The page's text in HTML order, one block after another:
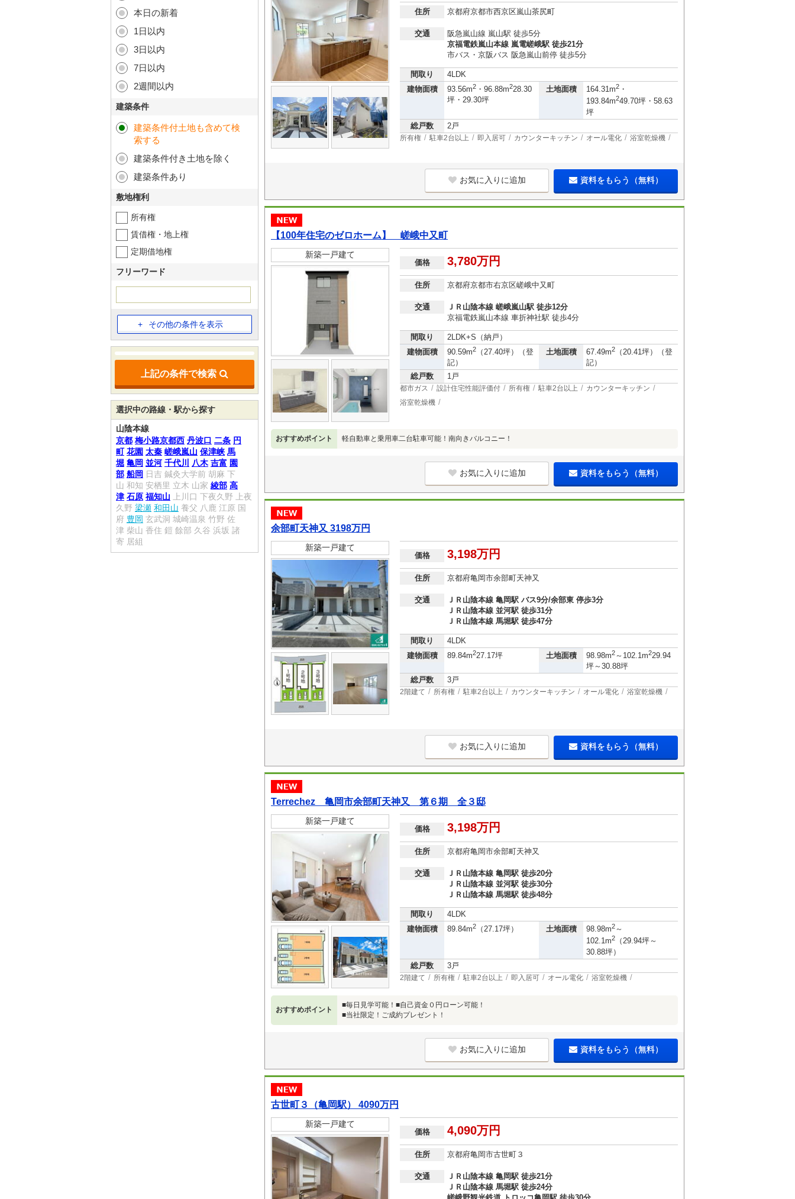
住所 京都府京都市西京区嵐山茶尻町
交通
阪急嵐山線 嵐山駅 徒歩5分
京福電鉄嵐山本線 嵐電嵯峨駅 徒歩21分
市バス・京阪バス 阪急嵐山前停 徒歩5分
間取り
4LDK
建物面積
93.56m2 ・96.88m228.30
坪・29.30坪
土地面積 164.31m2 ・
193.84m249.70坪・58.63
坪
総戸数
2戸
所有権 駐車2台以上 即入居可 カウンターキッチン オール電化 浴室乾燥機
お気に入りに追加 資料をもらう（無料）
【100年住宅のゼロホーム】 嵯峨中又町
新築一戸建て
価格 3,780万円
住所 京都府京都市右京区嵯峨中又町
交通
ＪＲ山陰本線 嵯峨嵐山駅 徒歩12分
京福電鉄嵐山本線 車折神社駅 徒歩4分
間取り
2LDK+S（納戸）
建物面積
90.59m2
（27.40坪）（登
記）
土地面積 67.49m2
（20.41坪）（登
記）
総戸数
1戸
都市ガス 設計住宅性能評価付 所有権 駐車2台以上
カウンターキッチン
浴室乾燥機
おすすめポイント 軽自動車と乗用車二台駐車可能！南向きバルコニー！
お気に入りに追加 資料をもらう（無料）
余部町天神又 3198万円
新築一戸建て
価格 3,198万円
住所 京都府亀岡市余部町天神又
交通
ＪＲ山陰本線 亀岡駅 バス9分/余部東 停歩3分
ＪＲ山陰本線 並河駅 徒歩31分
ＪＲ山陰本線 馬堀駅 徒歩47分
間取り
4LDK
建物面積
89.84m227.17坪 土地面積 98.98m2～102.1m229.94
坪～30.88坪
総戸数
3戸
2階建て 所有権 駐車2台以上 カウンターキッチン オール電化 浴室乾燥機
お気に入りに追加 資料をもらう（無料）
Terrechez 亀岡市余部町天神又 第６期 全３邸
新築一戸建て
価格 3,198万円
住所 京都府亀岡市余部町天神又
交通
ＪＲ山陰本線 亀岡駅 徒歩20分
ＪＲ山陰本線 並河駅 徒歩30分
ＪＲ山陰本線 馬堀駅 徒歩48分
間取り
4LDK
建物面積
89.84m2 （27.17坪） 土地面積 98.98m2～
102.1m2
（29.94坪～
30.88坪）
総戸数
3戸
2階建て 所有権 駐車2台以上 即入居可 オール電化 浴室乾燥機
おすすめポイント
■毎日見学可能！■自己資金０円ローン可能！
■当社限定！ご成約プレゼント！
お気に入りに追加 資料をもらう（無料）
古世町３（亀岡駅） 4090万円
新築一戸建て
価格 4,090万円
住所 京都府亀岡市古世町３
交通
ＪＲ山陰本線 亀岡駅 徒歩21分
ＪＲ山陰本線 馬堀駅 徒歩24分
本日の新着
1日以内
3日以内
7日以内
2週間以内
建築条件
建築条件付土地も含めて検
索する
建築条件付き土地を除く
建築条件あり
敷地権利
所有権
賃借権・地上権
定期借地権
フリーワード
その他の条件を表示
上記の条件で検索
選択中の路線・駅から探す
山陰本線
京都 梅小路京都西 丹波口 二条 円
町 花園 太秦 嵯峨嵐山 保津峡 馬
堀 亀岡 並河 千代川 八木 吉富 園
部 船岡 日吉 鍼灸大学前 胡麻 下
山 和知 安栖里 立木 山家 綾部 高
津 石原 福知山 上川口 下夜久野
上夜
久野 梁瀬 和田山 養父 八鹿 江原 国
府 豊岡 玄武洞 城崎温泉 竹野 佐
津 柴山 香住 鎧 餘部 久谷 浜坂 諸
寄 居組